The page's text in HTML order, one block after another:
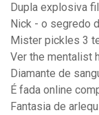
Dupla explosiva
Nick - o segredo
Mister pickles 3
Ver the mentalist
Diamante de
É fada online
Fantasia de